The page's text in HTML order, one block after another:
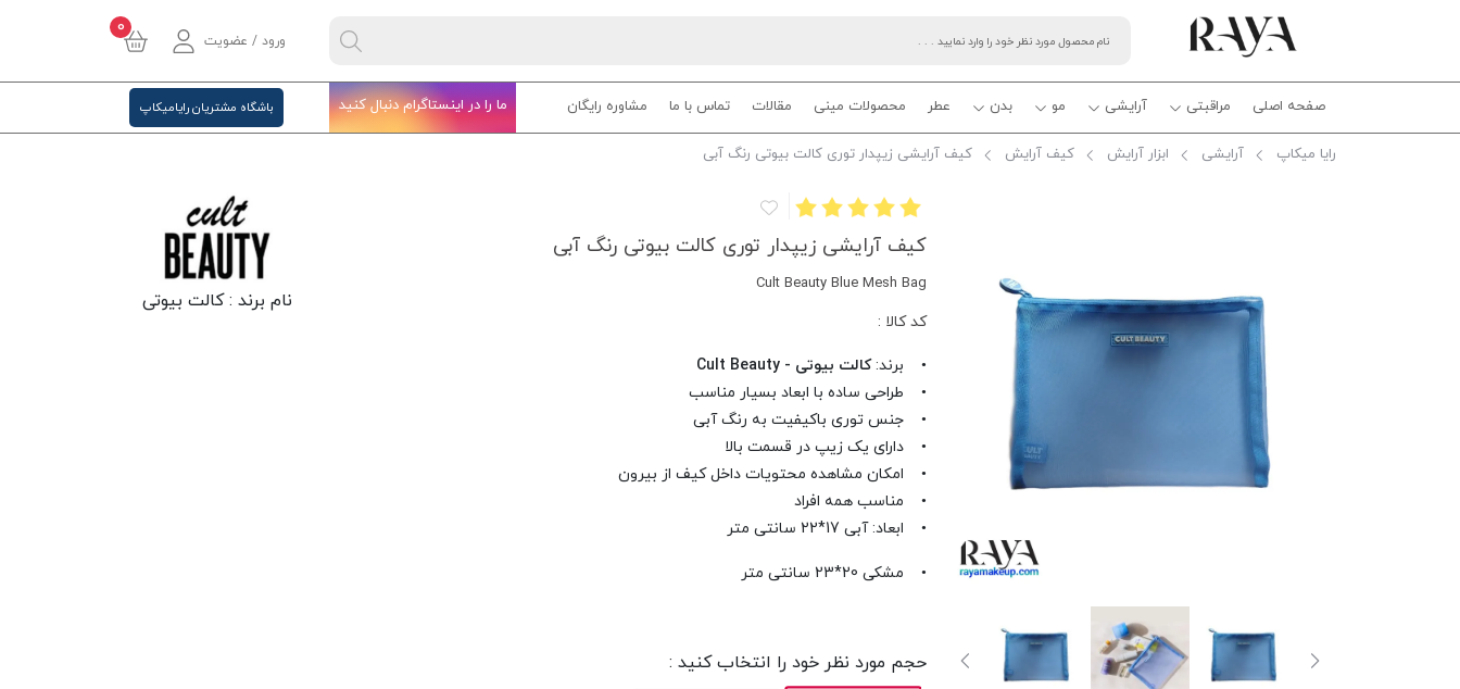
ورود / عضویت
0
صفحه اصلی مراقبتی آرایشی مو بدن عطر محصولات مینی مقالات تماس با ما مشاوره رایگان ما را در اینستاگرام دنبال کنید باشگاه مشتریان رایامیکاپ
رایا میکاپ آرایشی ابزار آرایش کیف آرایش کیف آرایشی زیپدار توری کالت بیوتی رنگ آبی
کیف آرایشی زیپدار توری کالت بیوتی رنگ آبی
Cult Beauty Blue Mesh Bag
کد کالا :
• برند:کالت بیوتی - Cult Beauty
• طراحی ساده با ابعاد بسیار مناسب
• جنس توری باکیفیت به رنگ آبی
• دارای یک زیپ در قسمت بالا
• امکان مشاهده محتویات داخل کیف از بیرون
• مناسب همه افراد
• ابعاد: آبی 17*22 سانتی متر
• مشکی 20*23 سانتی متر
حجم مورد نظر خود را انتخاب کنید :
نام برند :کالت بیوتی